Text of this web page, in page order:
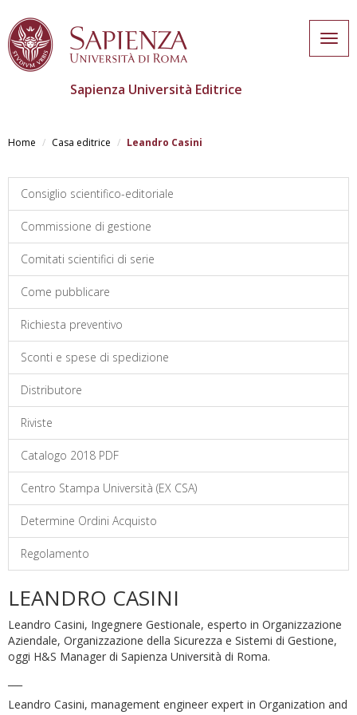
main
Sapienza Università Editrice
Home Casa editrice Leandro Casini
Consiglio scientifico-editoriale
Commissione di gestione
Comitati scientifici di serie
Come pubblicare
Richiesta preventivo
Sconti e spese di spedizione
Distributore
Riviste
Catalogo 2018 PDF
Centro Stampa Università (EX CSA)
Determine Ordini Acquisto
Regolamento
LEANDRO CASINI
Leandro Casini, Ingegnere Gestionale, esperto in Organizzazione
Aziendale, Organizzazione della Sicurezza e Sistemi di Gestione,
oggi H&S Manager di Sapienza Università di Roma.
Leandro Casini, management engineer expert in Organization and